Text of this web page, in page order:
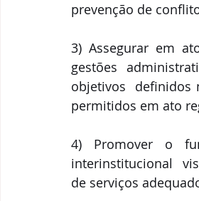
prevenção de
3) Assegurar em
gestões
objetivos  definidos
permitidos em ato
4) Promover o
interinstitucional
de serviços